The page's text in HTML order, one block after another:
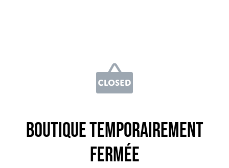
Boutique temporairement
fermée